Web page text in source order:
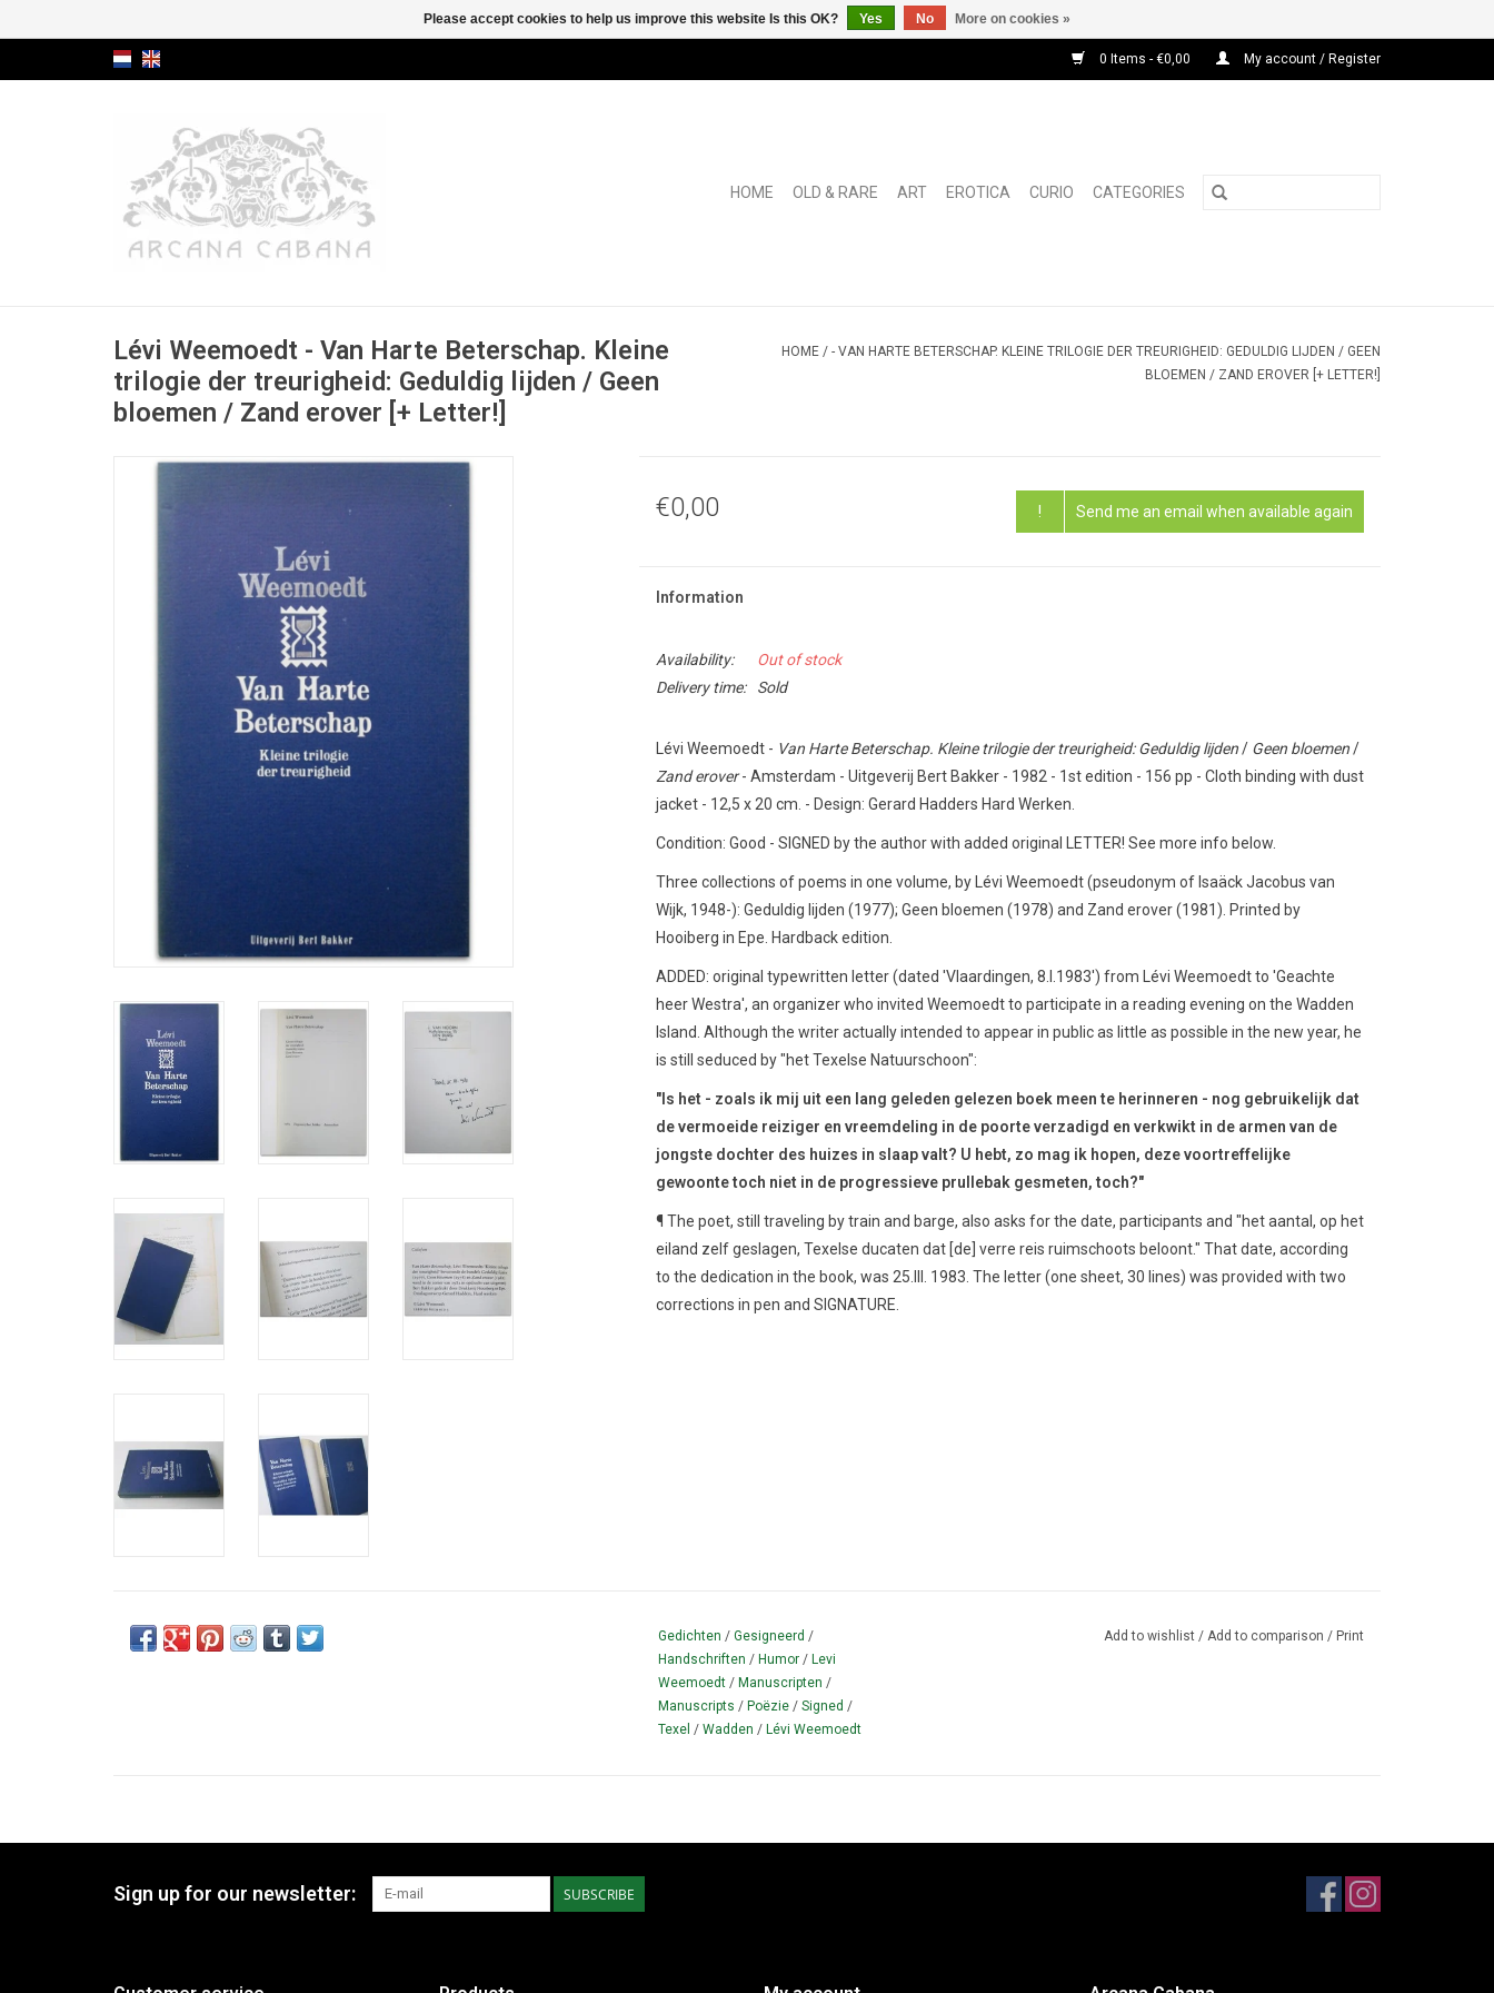
0 Items - €0,00 My account / Register
HOME OLD & RARE ART EROTICA CURIO CATEGORIES
Lévi Weemoedt - Van Harte Beterschap. Kleine
trilogie der treurigheid: Geduldig lijden / Geen
bloemen / Zand erover [+ Letter!]
HOME / - VAN HARTE BETERSCHAP. KLEINE TRILOGIE DER TREURIGHEID: GEDULDIG LIJDEN / GEEN
BLOEMEN / ZAND EROVER [+ LETTER!]
€0,00 ! Send me an email when available again
Information
Availability:
Out of stock
Delivery time:
Sold
Lévi Weemoedt - Van Harte Beterschap. Kleine trilogie der treurigheid: Geduldig lijden/ Geen bloemen/
Zand erover- Amsterdam - Uitgeverij Bert Bakker - 1982 - 1st edition - 156 pp - Cloth binding with dust
jacket - 12,5 x 20 cm. - Design: Gerard Hadders Hard Werken.
Condition: Good - SIGNED by the author with added original LETTER! See more info below.
Three collections of poems in one volume, by Lévi Weemoedt (pseudonym of Isaäck Jacobus van
Wijk, 1948-): Geduldig lijden (1977); Geen bloemen (1978) and Zand erover (1981). Printed by
Hooiberg in Epe. Hardback edition.
ADDED: original typewritten letter (dated 'Vlaardingen, 8.I.1983') from Lévi Weemoedt to 'Geachte
heer Westra', an organizer who invited Weemoedt to participate in a reading evening on the Wadden
Island. Although the writer actually intended to appear in public as little as possible in the new year, he
is still seduced by "het Texelse Natuurschoon":
"Is het - zoals ik mij uit een lang geleden gelezen boek meen te herinneren - nog gebruikelijk dat
de vermoeide reiziger en vreemdeling in de poorte verzadigd en verkwikt in de armen van de
jongste dochter des huizes in slaap valt? U hebt, zo mag ik hopen, deze voortreffelijke
gewoonte toch niet in de progressieve prullebak gesmeten, toch?"
¶ The poet, still traveling by train and barge, also asks for the date, participants and "het aantal, op het
eiland zelf geslagen, Texelse ducaten dat [de] verre reis ruimschoots beloont." That date, according
to the dedication in the book, was 25.III. 1983. The letter (one sheet, 30 lines) was provided with two
corrections in pen and SIGNATURE.
Gedichten / Gesigneerd /
Handschriften / Humor / Levi
Weemoedt / Manuscripten /
Manuscripts / Poëzie / Signed /
Texel / Wadden / Lévi Weemoedt
Add to wishlist / Add to comparison / Print
Sign up for our newsletter: SUBSCRIBE
Please accept cookies to help us improve this website Is this OK? Yes No More on cookies »